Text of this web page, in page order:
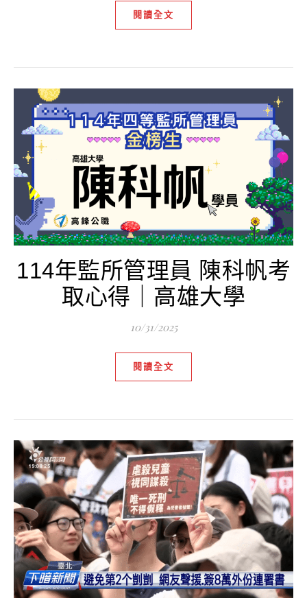
閱讀全文
114年監所管理員 陳科帆考
取心得｜高雄大學
10/31/2025
閱讀全文